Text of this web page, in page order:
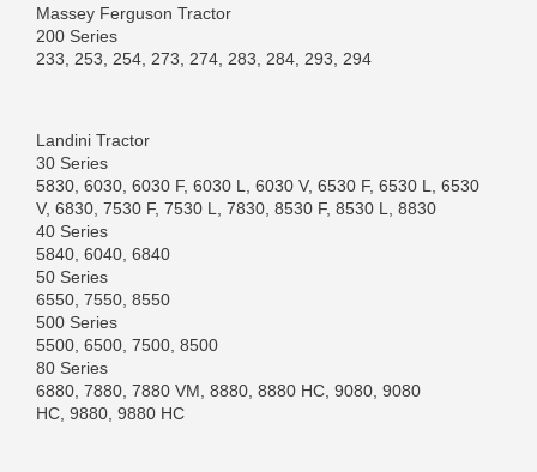
Massey Ferguson Tractor
200 Series
233, 253, 254, 273, 274, 283, 284, 293, 294
Landini Tractor
30 Series
5830, 6030, 6030 F, 6030 L, 6030 V, 6530 F, 6530 L, 6530
V, 6830, 7530 F, 7530 L, 7830, 8530 F, 8530 L, 8830
40 Series
5840, 6040, 6840
50 Series
6550, 7550, 8550
500 Series
5500, 6500, 7500, 8500
80 Series
6880, 7880, 7880 VM, 8880, 8880 HC, 9080, 9080
HC, 9880, 9880 HC